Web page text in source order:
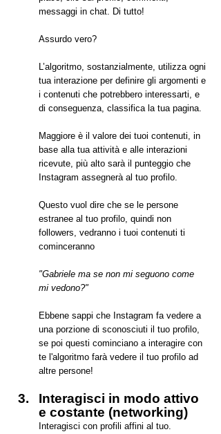
messaggi in chat. Di tutto!
Assurdo vero?
L’algoritmo, sostanzialmente, utilizza ogni
tua interazione per definire gli argomenti e
i contenuti che potrebbero interessarti, e
di conseguenza, classifica la tua pagina.
Maggiore è il valore dei tuoi contenuti, in
base alla tua attività e alle interazioni
ricevute, più alto sarà il punteggio che
Instagram assegnerà al tuo profilo.
Questo vuol dire che se le persone
estranee al tuo profilo, quindi non
followers, vedranno i tuoi contenuti ti
cominceranno
"Gabriele ma se non mi seguono come
mi vedono?"
Ebbene sappi che Instagram fa vedere a
una porzione di sconosciuti il tuo profilo,
se poi questi cominciano a interagire con
te l'algoritmo farà vedere il tuo profilo ad
altre persone!
Interagisci in modo attivo
e costante (networking)
Interagisci con profili affini al tuo.